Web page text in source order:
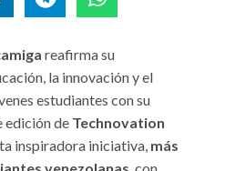
reafirma su
la innovación y el
estudiantes con su
edición de Technovation
inspiradora iniciativa, más